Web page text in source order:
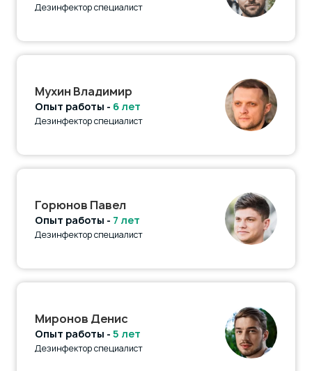
Дезинфектор специалист
Мухин Владимир
Опыт работы - 6 лет
Дезинфектор специалист
Горюнов Павел
Опыт работы - 7 лет
Дезинфектор специалист
Миронов Денис
Опыт работы - 5 лет
Дезинфектор специалист